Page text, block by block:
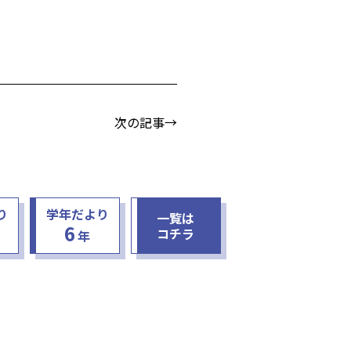
次の記事→
学年だより
6年
一覧は
コチラ